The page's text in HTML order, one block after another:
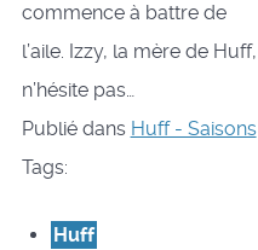
commence à battre de
l’aile. Izzy, la mère de Huff,
n’hésite pas…
Publié dans Huff - Saisons
Tags:
Huff